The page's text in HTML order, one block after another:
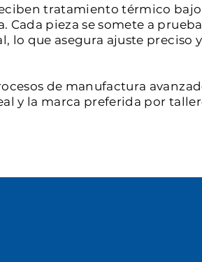
tratamiento térmico
pieza se somete a
lo que asegura ajuste preciso
de manufactura
y la marca preferida por